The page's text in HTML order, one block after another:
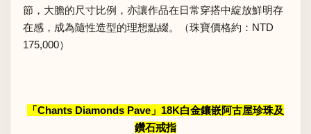
節，大膽的尺寸比例，亦讓作品在日常穿搭中綻放鮮明存
在感，成為隨性造型的理想點綴。（珠寶價格約：NTD
175,000）
「Chants Diamonds Pave」18K白金鑲嵌阿古屋珍珠及
鑽石戒指